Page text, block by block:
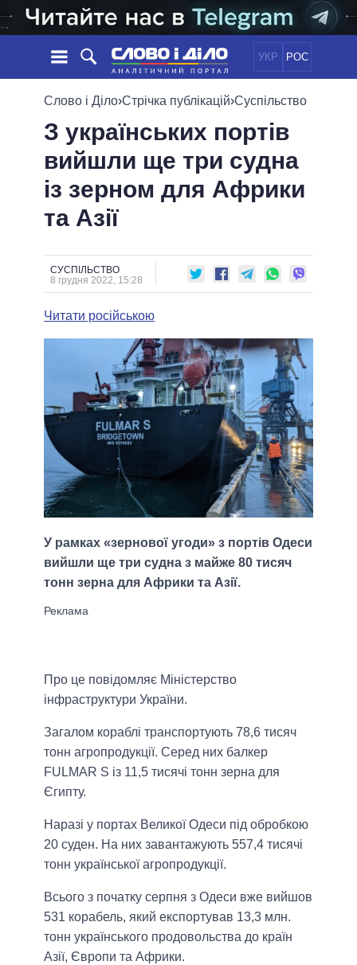
УКР РОС
НОВИНИ
СТРІЧКА
ПОДІЇ
СТАТТІ
ДУМКИ
ОГЛЯДИ
ДАЙДЖЕСТИ
ПОЛІТИКА
ЕКОНОМІКА
СУСПІЛЬСТВО
ОБIЦЯНКИ
ПОЛIТИКИ
УСІ ПОЛІТИКИ
ПРЕЗИДЕНТ І ОФІС
ВЕРХОВНА РАДА
КАБІНЕТ МІНІСТРІВ
МЕРИ МІСТ
ВСІ ПЕРСОНИ
ІНФОГРАФІКА
ПІДТРИМАТИ
ПОРІВНЯННЯ ПОЛІТИКІВ
Слово і Діло›Стрічка публікацій›Суспільство
З українських портів
вийшли ще три судна
із зерном для Африки
та Азії
СУСПІЛЬСТВО
8 грудня 2022, 15:28
Читати російською
У рамках «зернової угоди» з портів Одеси
вийшли ще три судна з майже 80 тисяч
тонн зерна для Африки та Азії.
Про це повідомляє Міністерство
інфраструктури України.
Загалом кораблі транспортують 78,6 тисяч
тонн агропродукції. Серед них балкер
FULMAR S із 11,5 тисячі тонн зерна для
Єгипту.
Наразі у портах Великої Одеси під обробкою
20 суден. На них завантажують 557,4 тисячі
тонн української агропродукції.
Всього з початку серпня з Одеси вже вийшов
531 корабель, який експортував 13,3 млн.
тонн українського продовольства до країн
Азії, Європи та Африки.